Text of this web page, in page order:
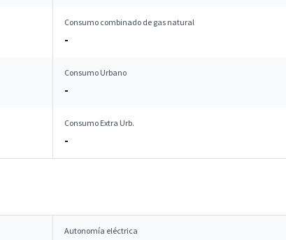
Consumo combinado de gas natural
-
Consumo Urbano
-
Consumo Extra Urb.
-
Autonomía eléctrica